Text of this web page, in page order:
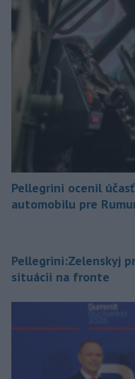
Pellegrini ocenil
automobilu pre
Pellegrini:Zelenskyj
situácii na fronte